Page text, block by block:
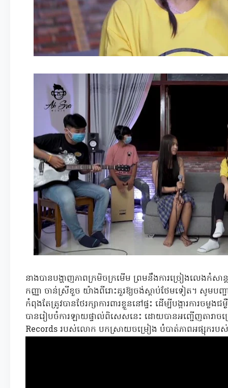
នាងបានបង្ហាញភាពក្រមិចក្រមើម ព្រមនឹងការច្រៀងលេងកំស
កញ្ញា ចាន់ស្រីខួច យ៉ាងពីរោះគួរឱ្យចង់ស្តាប់ថែមទៀត។ សូមបញ្
កំពុងតែត្រូវបានថែរក្សាការពារខ្លួននៅផ្ទះ ដើម្បីបង្ការការច
បានរៀបចំការឡាយផ្ទាល់ពិសេសនេះ ដោយបានអញ្ជើញតារាចម្
Records របស់លោក បកស្រាយចម្រៀង បំបាត់ភាពអផ្សុករបស់